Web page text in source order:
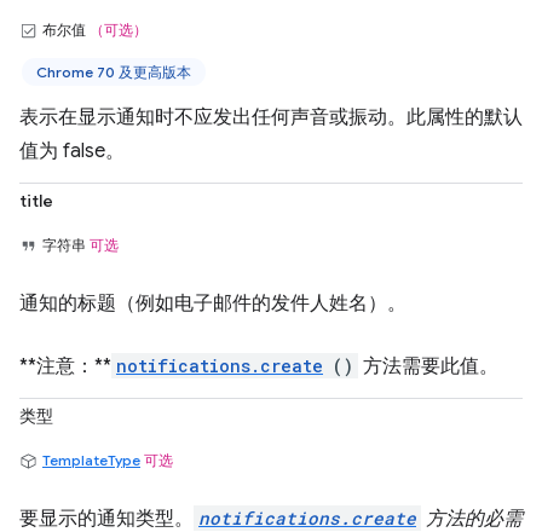
布尔值 （可选）
Chrome 70 及更高版本
表示在显示通知时不应发出任何声音或振动。此属性的默认
值为 false。
title
字符串 可选
通知的标题（例如电子邮件的发件人姓名）。
**注意：** notifications.create () 方法需要此值。
类型
TemplateType 可选
要显示的通知类型。 notifications.create 方法的必需